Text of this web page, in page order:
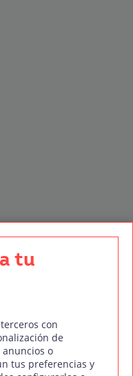
tu
con
de
o
tus preferencias y